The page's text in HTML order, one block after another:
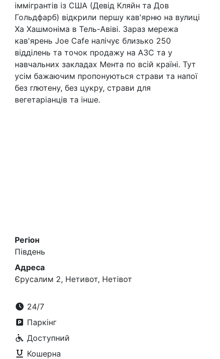
іммігрантів із США (Девід Кляйн та Дов
Гольдфарб) відкрили першу кав'ярню на вулиці
Ха Хашмоніма в Тель-Авіві. Зараз мережа
кав'ярень Joe Cafe налічує близько 250
відділень та точок продажу на АЗС та у
навчальних закладах Мента по всій країні. Тут
усім бажаючим пропонуються страви та напої
без глютену, без цукру, страви для
вегетаріанців та інше.
Регіон
Південь
Адреса
Єрусалим 2, Нетивот, Нетівот
24/7
Паркінг
Доступний
Кошерна